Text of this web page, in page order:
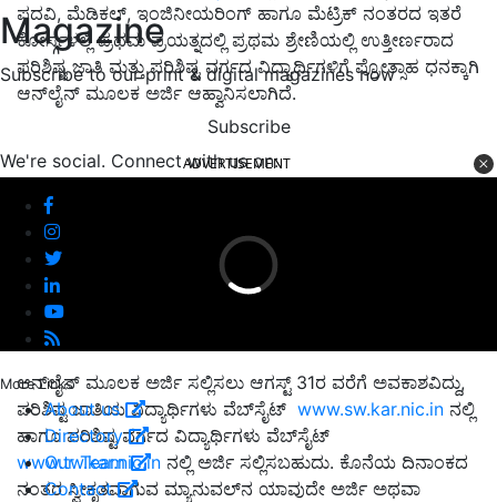
Magazine
Subscribe to our print & digital magazines now
Subscribe
We're social. Connect with us on:
More Links
About us
Directory
Our Team
Contact
ಪದವಿ, ಮೆಡಿಕಲ್, ಇಂಜಿನೀಯರಿಂಗ್ ಹಾಗೂ ಮೆಟ್ರಿಕ್ ನಂತರದ ಇತರೆ
ಕೋರ್ಸ್ಗಳಲ್ಲಿ ಪ್ರಥಮ ಪ್ರಯತ್ನದಲ್ಲಿ ಪ್ರಥಮ ಶ್ರೇಣಿಯಲ್ಲಿ ಉತ್ತೀರ್ಣರಾದ
ಪರಿಶಿಷ್ಟ ಜಾತಿ ಮತ್ತು ಪರಿಶಿಷ್ಟ ವರ್ಗದ ವಿದ್ಯಾರ್ಥಿಗಳಿಗೆ ಪ್ರೋತ್ಸಾಹ ಧನಕ್ಕಾಗಿ
ಆನ್‌ಲೈನ್ ಮೂಲಕ ಅರ್ಜಿ ಆಹ್ವಾನಿಸಲಾಗಿದೆ.
ADVERTISEMENT
ಆನ್‌ಲೈನ್ ಮೂಲಕ ಅರ್ಜಿ ಸಲ್ಲಿಸಲು ಆಗಸ್ಟ್ 31ರ ವರೆಗೆ ಅವಕಾಶವಿದ್ದು,
ಪರಿಶಿಷ್ಟ ಜಾತಿಯ ವಿದ್ಯಾರ್ಥಿಗಳು ವೆಬ್‌ಸೈಟ್ www.sw.kar.nic.in ನಲ್ಲಿ
ಹಾಗೂ ಪರಿಶಿಷ್ಟ ವರ್ಗದ ವಿದ್ಯಾರ್ಥಿಗಳು ವೆಬ್‌ಸೈಟ್
www.tw.kar.nic.in ನಲ್ಲಿ ಅರ್ಜಿ ಸಲ್ಲಿಸಬಹುದು. ಕೊನೆಯ ದಿನಾಂಕದ
ನಂತರ ಸ್ವೀಕೃತವಾಗುವ ಮ್ಯಾನುವಲ್‌ನ ಯಾವುದೇ ಅರ್ಜಿ ಅಥವಾ